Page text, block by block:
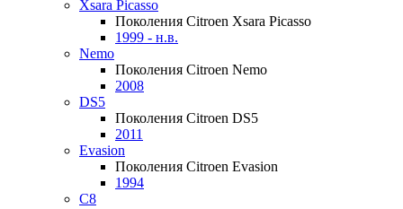
Xsara Picasso
Поколения Citroen Xsara Picasso
1999 - н.в.
Nemo
Поколения Citroen Nemo
2008
DS5
Поколения Citroen DS5
2011
Evasion
Поколения Citroen Evasion
1994
C8